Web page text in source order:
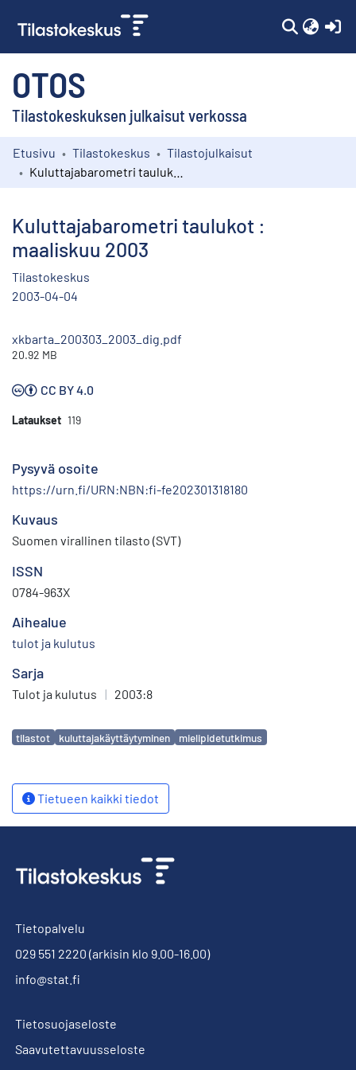
OTOS
Tilastokeskuksen julkaisut verkossa
Kokoelmat
Etusivu Tilastokeskus
Tilastojulkaisut
Kuluttajabarometri taulukot :
maaliskuu 2003
Tilastokeskus
2003-04-04
xkbarta_200303_2003_dig.pdf
20.92 MB
CC BY 4.0
Lataukset 119
Pysyvä osoite
https://urn.fi/URN:NBN:fi-fe202301318180
Kuvaus
Suomen virallinen tilasto (SVT)
ISSN
0784-963X
Aihealue
tulot ja kulutus
Sarja
Tulot ja kulutus | 2003:8
Avainsanat
tilastot kuluttajakäyttäytyminen mielipidetutkimus
Tietueen kaikki tiedot
Tietopalvelu
029 551 2220 (arkisin klo 9.00-16.00)
info@stat.fi
Tietosuojaseloste
Saavutettavuusseloste